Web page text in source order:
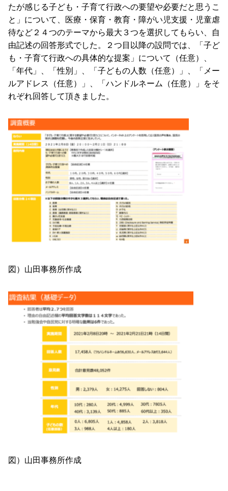
たが感じる子ども・子育て行政への要望や必要だと思うこ
と」について、医療・保育・教育・障がい児支援・児童虐
待など２４つのテーマから最大３つを選択してもらい、自
由記述の回答形式でした。２つ目以降の設問では、「子ど
も・子育て行政への具体的な提案」について（任意）、
「年代」、「性別」、「子どもの人数（任意）」、「メー
ルアドレス（任意）」、「ハンドルネーム（任意）」をそ
れぞれ回答して頂きました。
図）山田事務所作成
図）山田事務所作成